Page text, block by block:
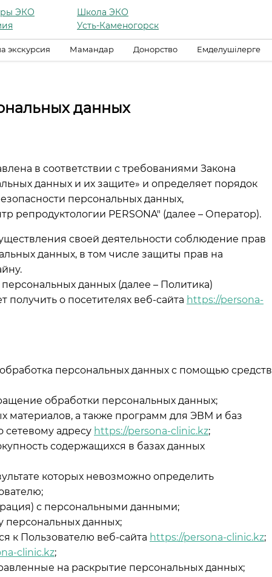
ЭКО
Школа ЭКО
Усть-Каменогорск
экскурсия Мамандар Донорство Емделушілерге
данных
в соответствии с требованиями Закона
данных и их защите» и определяет порядок
персональных данных,
PERSONA" (далее – Оператор).
своей деятельности соблюдение прав
данных, в том числе защиты прав на
данных (далее – Политика)
о посетителях веб-сайта https://persona-
персональных данных с помощью средств
обработки персональных данных;
материалов, а также программ для ЭВМ и баз
сетевому адресу https://persona-clinic.kz;
содержащихся в базах данных
которых невозможно определить
с персональными данными;
персональных данных;
к Пользователю веб-сайта https://persona-clinic.kz;
clinic.kz;
на раскрытие персональных данных;